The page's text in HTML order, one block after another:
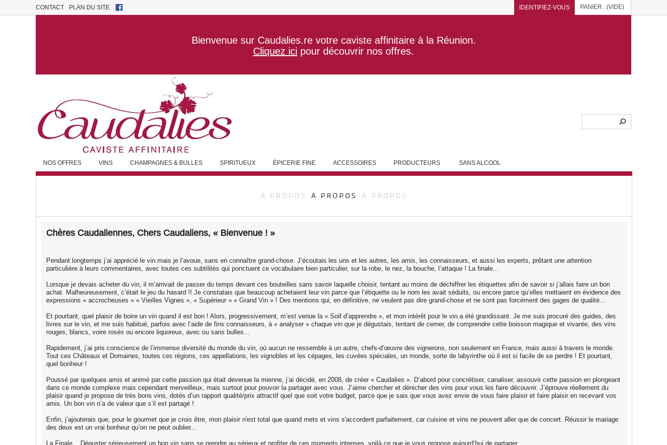
CONTACT PLAN DU SITE IDENTIFIEZ-VOUS PANIER : (VIDE)
Bienvenue sur Caudalies.re votre caviste affinitaire à la Réunion.
Cliquez ici pour découvrir nos offres.
NOS OFFRES VINS CHAMPAGNES & BULLES SPIRITUEUX ÉPICERIE FINE ACCESSOIRES PRODUCTEURS SANS ALCOOL
A PROPOS A PROPOS A PROPOS
Chères Caudaliennes, Chers Caudaliens, « Bienvenue ! »
Pendant longtemps j’ai apprécié le vin mais je l’avoue, sans en connaître grand-chose. J’écoutais les uns et les autres, les amis, les connaisseurs, et aussi les experts, prêtant une attention
particulière à leurs commentaires, avec toutes ces subtilités qui ponctuent ce vocabulaire bien particulier, sur la robe, le nez, la bouche, l’attaque ! La finale...
Lorsque je devais acheter du vin, il m’arrivait de passer du temps devant ces bouteilles sans savoir laquelle choisir, tentant au moins de déchiffrer les étiquettes afin de savoir si j’allais faire un bon
achat. Malheureusement, c’était le jeu du hasard !! Je constatais que beaucoup achetaient leur vin parce que l’étiquette ou le nom les avait séduits, ou encore parce qu’elles mettaient en évidence des
expressions « accrocheuses » « Vieilles Vignes », « Supérieur » « Grand Vin » ! Des mentions qui, en définitive, ne veulent pas dire grand-chose et ne sont pas forcément des gages de qualité...
Et pourtant, quel plaisir de boire un vin quand il est bon ! Alors, progressivement, m’est venue la « Soif d’apprendre », et mon intérêt pour le vin a été grandissant. Je me suis procuré des guides, des
livres sur le vin, et me suis habitué, parfois avec l’aide de fins connaisseurs, à « analyser » chaque vin que je dégustais, tentant de cerner, de comprendre cette boisson magique et vivante, des vins
rouges, blancs, voire rosés ou encore liquoreux, avec ou sans bulles...
Rapidement, j’ai pris conscience de l’immense diversité du monde du vin, où aucun ne ressemble à un autre, chefs-d’œuvre des vignerons, non seulement en France, mais aussi à travers le monde.
Tout ces Châteaux et Domaines, toutes ces régions, ces appellations, les vignobles et les cépages, les cuvées spéciales, un monde, sorte de labyrinthe où il est si facile de se perdre ! Et pourtant,
quel bonheur !
Poussé par quelques amis et animé par cette passion qui était devenue la mienne, j’ai décidé, en 2008, de créer « Caudalies ». D’abord pour concrétiser, canaliser, assouvir cette passion en plongeant
dans ce monde complexe mais cependant merveilleux, mais surtout pour pouvoir la partager avec vous. J’aime chercher et dénicher des vins pour vous les faire découvrir. J’éprouve réellement du
plaisir quand je propose de très bons vins, dotés d’un rapport qualité/prix attractif quel que soit votre budget, parce que je sais que vous avez envie de vous faire plaisir et faire plaisir en recevant vos
amis. Un bon vin n’a de valeur que s’il est partagé !
Enfin, j’ajouterais que, pour le gourmet que je crois être, mon plaisir n'est total que quand mets et vins s'accordent parfaitement, car cuisine et vins ne peuvent aller que de concert. Réussir le mariage
des deux est un vrai bonheur qu’on ne peut oublier...
La Finale... Déguster sérieusement un bon vin sans se prendre au sérieux et profiter de ces moments intenses, voilà ce que je vous propose aujourd’hui de partager.